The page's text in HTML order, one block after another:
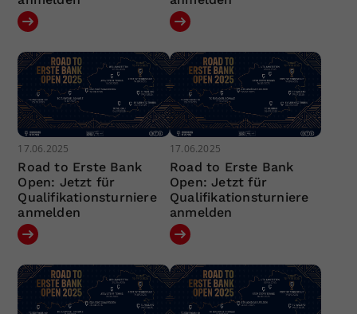
17.06.2025
Road to Erste Bank
Open: Jetzt für
Qualifikationsturniere
anmelden
17.06.2025
Road to Erste Bank
Open: Jetzt für
Qualifikationsturniere
anmelden